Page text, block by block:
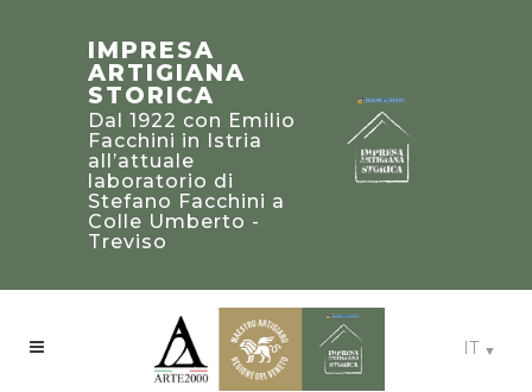
STEFANO
FACCHINI
MAESTRO
ARTIGIANO
Portatore di un
patrimonio di
conoscenze ed
esperienze da
salvaguardare e
trasmettere alle
future generazioni
PALLADIO
2019” PER LE
DIMORE
TRADIZIONALI
E CLASSICHE
NEGLI STATI
UNITI
D’AMERICA
Sezione artigianato:
villa Beaux-Arts -
IMPRESA
ARTIGIANA
STORICA
Dal 1922 con Emilio
Facchini in Istria
all’attuale
laboratorio di
Stefano Facchini a
Colle Umberto -
Treviso
IT